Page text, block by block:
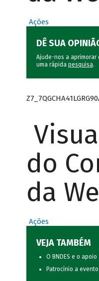
Ações
DÊ SUA
Ajude-nos a aprimorar
uma rápida pesquisa.
do
da
Ações
VEJA TAMBÉM
O BNDES e o
Patrocínio a